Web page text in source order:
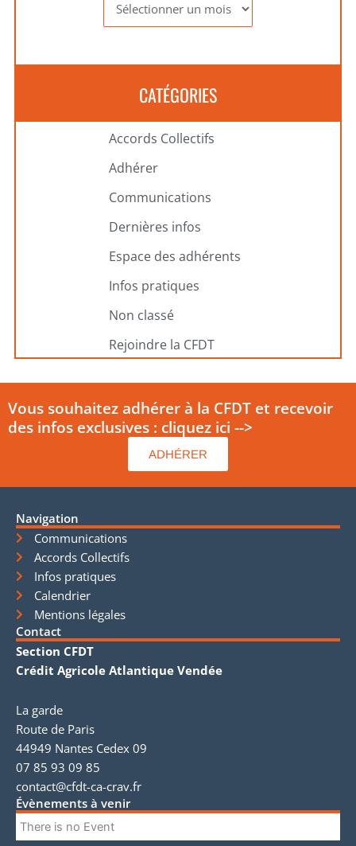
CATÉGORIES
Accords Collectifs
Adhérer
Communications
Dernières infos
Espace des adhérents
Infos pratiques
Non classé
Rejoindre la CFDT
Vous souhaitez adhérer à la CFDT et recevoir
des infos exclusives : cliquez ici -->
ADHÉRER
Navigation
Communications
Accords Collectifs
Infos pratiques
Calendrier
Mentions légales
Contact
Section CFDT
Crédit Agricole Atlantique Vendée
La garde
Route de Paris
44949 Nantes Cedex 09
07 85 93 09 85
contact@cfdt-ca-crav.fr
Évènements à venir
There is no Event